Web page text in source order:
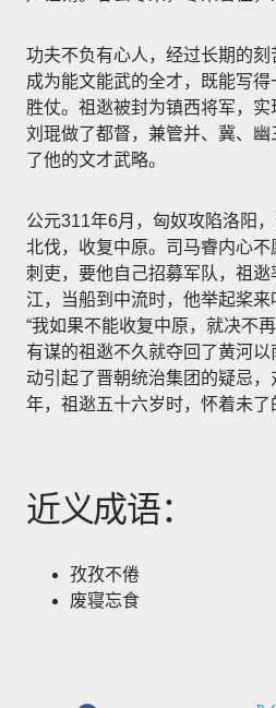
功夫不负有心人，经过长期的
成为能文能武的全才，既能写
胜仗。祖逖被封为镇西将军，实
刘琨做了都督，兼管并、冀、
了他的文才武略。
公元311年6月，匈奴攻陷洛阳
北伐，收复中原。司马睿内心
刺吏，要他自己招募军队，祖
江，当船到中流时，他举起桨来
“我如果不能收复中原，就决不
有谋的祖逖不久就夺回了黄河
动引起了晋朝统治集团的疑忌
年，祖逖五十六岁时，怀着未了
近义成语：
孜孜不倦
废寝忘食